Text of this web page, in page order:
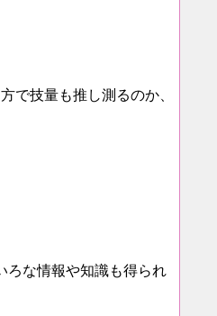
で技量も推し測るのか、
ろな情報や知識も得られ